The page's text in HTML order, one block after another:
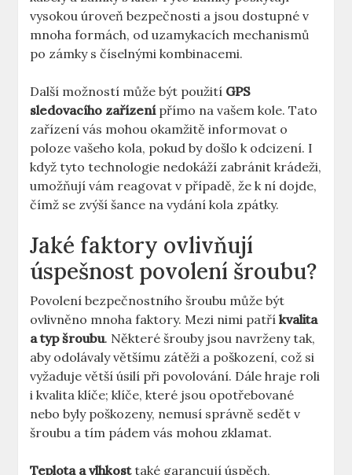
vysokou úroveň⁤ bezpečnosti a jsou dostupné ​v
mnoha formách, od uzamykacích mechanismů
po zámky s číselnými kombinacemi.
Další možností může být použití GPS‌
sledovacího​ zařízenípřímo na vašem ‍kole. Tato
zařízení⁣ vás mohou okamžitě informovat o
poloze vašeho kola, ​pokud by došlo k odcizení. I
když tyto technologie‍ nedokáží zabránit krádeži,​
umožňují⁢ vám reagovat v případě, že k ní‍ dojde,
čímž​ se zvýší šance na vydání kola zpátky.
Jaké faktory ovlivňují
úspešnost povolení šroubu?
Povolení bezpečnostního šroubu může ⁣být
ovlivněno mnoha faktory. Mezi‍ nimi patříkvalita
a typ šroubu. Některé šrouby jsou navrženy tak,
aby odolávaly většímu zátěži a poškození,‌ což si
vyžaduje větší úsilí při povolování. ⁣Dále hraje roli
i kvalita klíče; ‍klíče, které jsou opotřebované
nebo byly‌ poškozeny, nemusí správně sedět v
šroubu a tím pádem⁤ vás mohou zklamat.
Teplota a ⁢vlhkosttaké garancují úspěch,